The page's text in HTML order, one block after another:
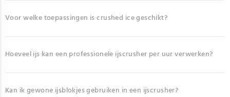
Voor welke toepassingen is crushed ice geschikt?
Hoeveel ijs kan een professionele ijscrusher per uur verwerken?
Kan ik gewone ijsblokjes gebruiken in een ijscrusher?